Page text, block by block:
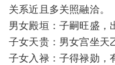
关系近且多关照融洽。
男女殿垣：子嗣旺盛，
子女天贵：男女宫坐天
子女入禄：子得禄勋，